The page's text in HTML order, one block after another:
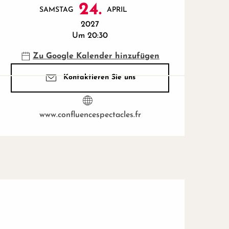
SAMSTAG 24. APRIL
2027
Um 20:30
Zu Google Kalender hinzufügen
Kontaktieren Sie uns
www.confluencespectacles.fr